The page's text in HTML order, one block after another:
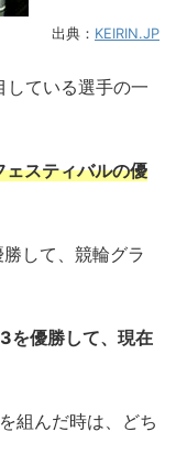
出典： KEIRIN.JP
ている選手の一
スティバルの優
して、競輪グラ
を優勝して、現在
組んだ時は、どち